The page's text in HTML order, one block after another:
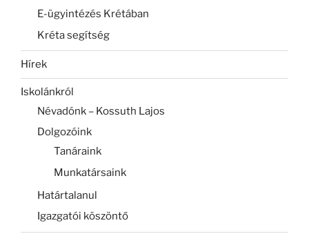
E-ügyintézés Krétában
Kréta segítség
Hírek
Iskolánkról
Névadónk – Kossuth Lajos
Dolgozóink
Tanáraink
Munkatársaink
Határtalanul
Igazgatói köszöntő